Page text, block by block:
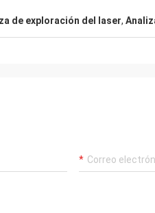
de exploración del laser,